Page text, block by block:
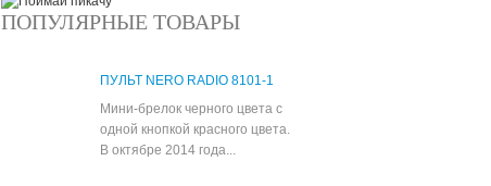
ПОПУЛЯРНЫЕ ТОВАРЫ
ПУЛЬТ NERO RADIO 8101-1
Мини-брелок черного цвета с
одной кнопкой красного цвета.
В октябре 2014 года...